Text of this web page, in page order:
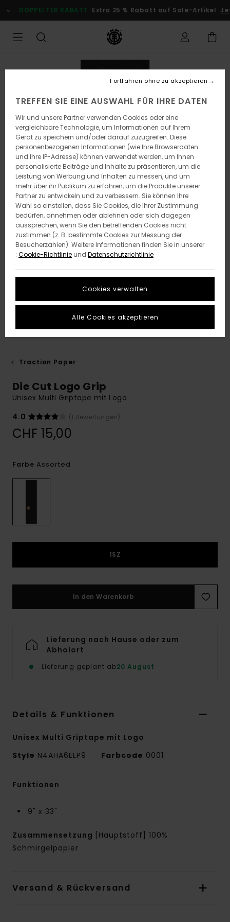
zur
Produktinformation
DOPPELTER RABATT Extra 25 % Rabatt auf Sale-Artikel
Traction Paper
Die Cut Logo Grip
Unisex Multi Griptape mit Logo
4.0
(1 Bewertungen)
CHF 15,00
Farbe Assorted
1SZ
In den Warenkorb
Lieferung nach Hause oder zum
Abholort
Lieferung geplant ab20 August
Details & Funktionen
Unisex Multi Griptape mit Logo
Style N4AHA6ELP9 Farbcode 0001
Funktionen
9" x 33"
Zusammensetzung
[Hauptstoff] 100%
Schmirgelpapier
Versand & Rückversand
TREFFEN SIE EINE AUSWAHL FÜR IHRE DATEN
Wir und unsere Partner verwenden Cookies oder eine
vergleichbare Technologie, um Informationen auf Ihrem
Gerät zu speichern und/oder darauf zuzugreifen. Diese
personenbezogenen Informationen (wie Ihre Browserdaten
und Ihre IP-Adresse) können verwendet werden, um Ihnen
personalisierte Beiträge und Inhalte zu präsentieren, um die
Leistung von Werbung und Inhalten zu messen, und um
mehr über ihr Publikum zu erfahren, um die Produkte unserer
Partner zu entwickeln und zu verbessern. Sie können Ihre
Wahl so einstellen, dass Sie Cookies, die Ihrer Zustimmung
bedürfen, annehmen oder ablehnen oder sich dagegen
aussprechen, wenn Sie den betreffenden Cookies nicht
zustimmen (z. B. bestimmte Cookies zur Messung der
Besucherzahlen). Weitere Informationen finden Sie in unserer
: Cookie-Richtlinieund Datenschutzrichtlinie
Cookies verwalten
Fortfahren ohne zu akzeptieren
Alle Cookies akzeptieren